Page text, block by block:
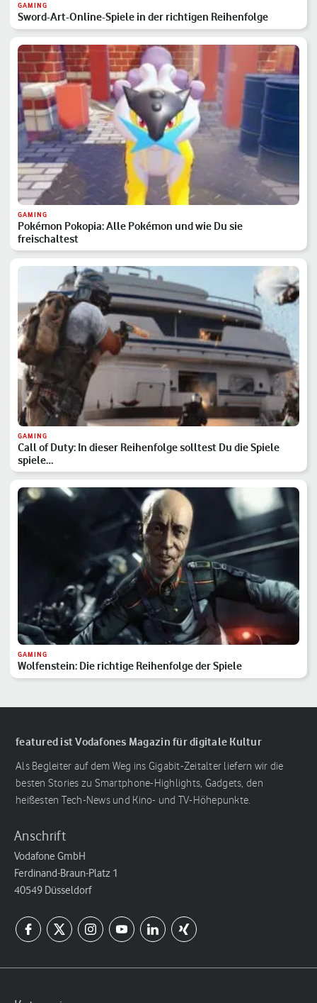
GAMING
Sword-Art-Online-Spiele in der richtigen Reihenfolge
GAMING
Pokémon Pokopia: Alle Pokémon und wie Du sie
freischaltest
GAMING
Call of Duty: In dieser Reihenfolge solltest Du die Spiele
spiele…
GAMING
Wolfenstein: Die richtige Reihenfolge der Spiele
featured ist Vodafones Magazin für digitale Kultur
Als Begleiter auf dem Weg ins Gigabit-Zeitalter liefern wir die
besten Stories zu Smartphone-Highlights, Gadgets, den
heißesten Tech-News und Kino- und TV-Höhepunkte.
Anschrift
Vodafone GmbH
Ferdinand-Braun-Platz 1
40549 Düsseldorf